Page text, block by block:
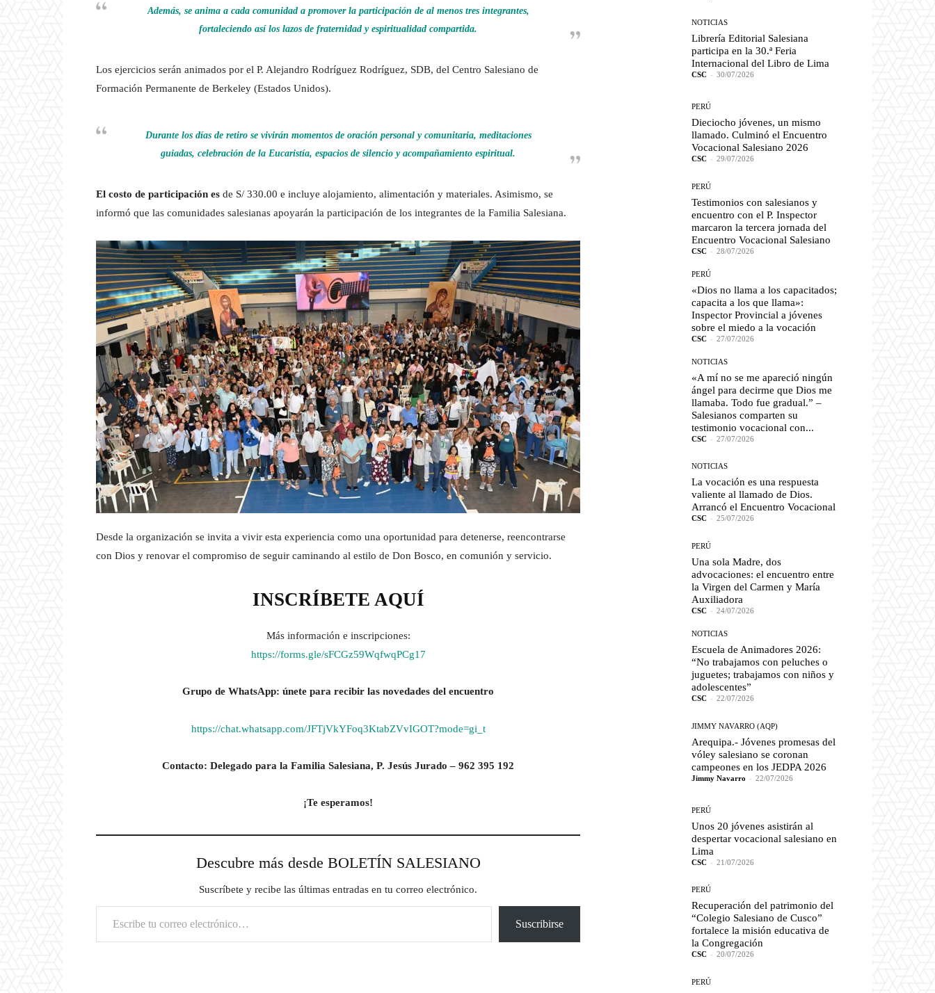
Además, se anima a cada comunidad a promover la participación de al menos tres integrantes,
fortaleciendo así los lazos de fraternidad y espiritualidad compartida.
Los ejercicios serán animados por el P. Alejandro Rodríguez Rodríguez, SDB, del Centro Salesiano de
Formación Permanente de Berkeley (Estados Unidos).
Durante los días de retiro se vivirán momentos de oración personal y comunitaria, meditaciones
guiadas, celebración de la Eucaristía, espacios de silencio y acompañamiento espiritual.
El costo de participación es de S/ 330.00 e incluye alojamiento, alimentación y materiales. Asimismo, se
informó que las comunidades salesianas apoyarán la participación de los integrantes de la Familia Salesiana.
Desde la organización se invita a vivir esta experiencia como una oportunidad para detenerse, reencontrarse
con Dios y renovar el compromiso de seguir caminando al estilo de Don Bosco, en comunión y servicio.
INSCRÍBETE AQUÍ
Más información e inscripciones:
https://forms.gle/sFCGz59WqfwqPCg17
Grupo de WhatsApp: únete para recibir las novedades del encuentro
https://chat.whatsapp.com/JFTjVkYFoq3KtabZVvIGOT?mode=gi_t
Contacto: Delegado para la Familia Salesiana, P. Jesús Jurado – 962 395 192
¡Te esperamos!
Descubre más desde BOLETÍN SALESIANO
Suscríbete y recibe las últimas entradas en tu correo electrónico.
Escribe tu correo electrónico…
Suscribirse
NOTICIAS
Librería Editorial Salesiana
participa en la 30.ª Feria
Internacional del Libro de Lima
CSC - 30/07/2026
PERÚ
Dieciocho jóvenes, un mismo
llamado. Culminó el Encuentro
Vocacional Salesiano 2026
CSC - 29/07/2026
PERÚ
Testimonios con salesianos y
encuentro con el P. Inspector
marcaron la tercera jornada del
Encuentro Vocacional Salesiano
CSC - 28/07/2026
PERÚ
«Dios no llama a los capacitados;
capacita a los que llama»:
Inspector Provincial a jóvenes
sobre el miedo a la vocación
CSC - 27/07/2026
NOTICIAS
«A mí no se me apareció ningún
ángel para decirme que Dios me
llamaba. Todo fue gradual.” –
Salesianos comparten su
testimonio vocacional con...
CSC - 27/07/2026
NOTICIAS
La vocación es una respuesta
valiente al llamado de Dios.
Arrancó el Encuentro Vocacional
CSC - 25/07/2026
PERÚ
Una sola Madre, dos
advocaciones: el encuentro entre
la Virgen del Carmen y María
Auxiliadora
CSC - 24/07/2026
NOTICIAS
Escuela de Animadores 2026:
“No trabajamos con peluches o
juguetes; trabajamos con niños y
adolescentes”
CSC - 22/07/2026
JIMMY NAVARRO (AQP)
Arequipa.- Jóvenes promesas del
vóley salesiano se coronan
campeones en los JEDPA 2026
Jimmy Navarro - 22/07/2026
PERÚ
Unos 20 jóvenes asistirán al
despertar vocacional salesiano en
Lima
CSC - 21/07/2026
PERÚ
Recuperación del patrimonio del
“Colegio Salesiano de Cusco”
fortalece la misión educativa de
la Congregación
CSC - 20/07/2026
PERÚ